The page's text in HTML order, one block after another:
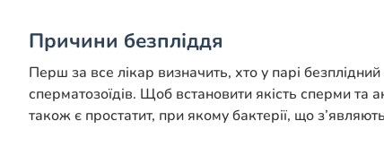
Причини безпліддя
Перш за все лікар визначить, хто у парі
сперматозоїдів. Щоб встановити якість сперми та
також є простатит, при якому бактерії, що